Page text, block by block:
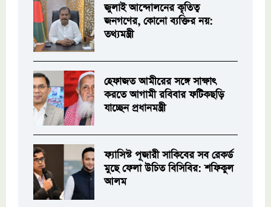
জুলাই আন্দোলনের কৃতিত্ব
জনগণের, কোনো ব্যক্তির নয়:
তথ্যমন্ত্রী
হেফাজত আমীরের সঙ্গে সাক্ষাৎ
করতে আগামী রবিবার ফটিকছড়ি
যাচ্ছেন প্রধানমন্ত্রী
ফ্যাসিস্ট পূজারী সাকিবের সব রেকর্ড
মুছে ফেলা উচিত বিসিবির: শফিকুল
আলম